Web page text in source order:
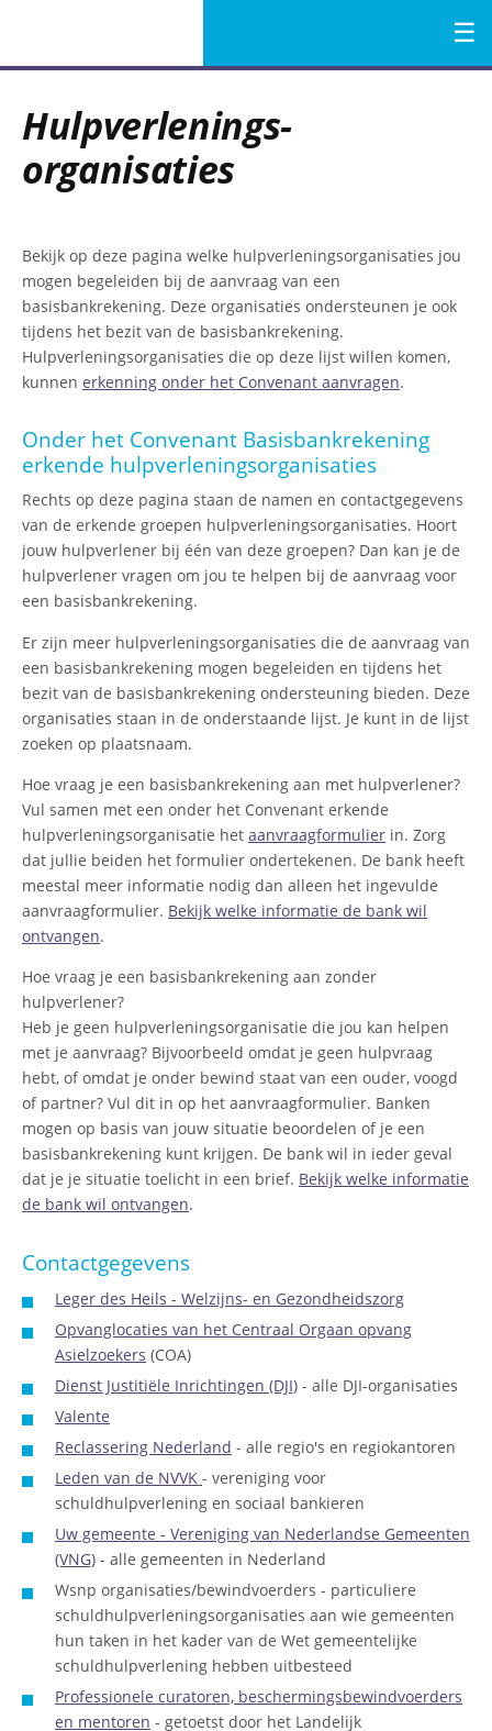
inhoud
Menu
Hulpverlenings­
organisaties
Bekijk op deze pagina welke hulpverleningsorganisaties jou
mogen begeleiden bij de aanvraag van een
basisbankrekening. Deze organisaties ondersteunen je ook
tijdens het bezit van de basisbankrekening.
Hulpverleningsorganisaties die op deze lijst willen komen,
kunnen erkenning onder het Convenant aanvragen.
Onder het Convenant Basisbankrekening
erkende hulpverleningsorganisaties
Rechts op deze pagina staan de namen en contactgegevens
van de erkende groepen hulpverleningsorganisaties. Hoort
jouw hulpverlener bij één van deze groepen? Dan kan je de
hulpverlener vragen om jou te helpen bij de aanvraag voor
een basisbankrekening.
Er zijn meer hulpverleningsorganisaties die de aanvraag van
een basisbankrekening mogen begeleiden en tijdens het
bezit van de basisbankrekening ondersteuning bieden. Deze
organisaties staan in de onderstaande lijst. Je kunt in de lijst
zoeken op plaatsnaam.
Hoe vraag je een basisbankrekening aan met hulpverlener?
Vul samen met een onder het Convenant erkende
hulpverleningsorganisatie het aanvraagformulier in. Zorg
dat jullie beiden het formulier ondertekenen. De bank heeft
meestal meer informatie nodig dan alleen het ingevulde
aanvraagformulier. Bekijk welke informatie de bank wil
ontvangen.
Hoe vraag je een basisbankrekening aan zonder
hulpverlener?
Heb je geen hulpverleningsorganisatie die jou kan helpen
met je aanvraag? Bijvoorbeeld omdat je geen hulpvraag
hebt, of omdat je onder bewind staat van een ouder, voogd
of partner? Vul dit in op het aanvraagformulier. Banken
mogen op basis van jouw situatie beoordelen of je een
basisbankrekening kunt krijgen. De bank wil in ieder geval
dat je je situatie toelicht in een brief. Bekijk welke informatie
de bank wil ontvangen.
Contactgegevens
Leger des Heils - Welzijns- en Gezondheidszorg
Opvanglocaties van het Centraal Orgaan opvang
Asielzoekers (COA)
Dienst Justitiële Inrichtingen (DJI) - alle DJI-organisaties
Valente
Reclassering Nederland - alle regio's en regiokantoren
Leden van de NVVK - vereniging voor
schuldhulpverlening en sociaal bankieren
Uw gemeente - Vereniging van Nederlandse Gemeenten
(VNG) - alle gemeenten in Nederland
Wsnp organisaties/bewindvoerders - particuliere
schuldhulpverleningsorganisaties aan wie gemeenten
hun taken in het kader van de Wet gemeentelijke
schuldhulpverlening hebben uitbesteed
Professionele curatoren, beschermingsbewindvoerders
en mentoren - getoetst door het Landelijk